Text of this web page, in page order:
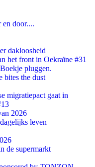
door....
dakloosheid
het front in Oekraïne #31
pluggen.
bites the dust
migratiepact gaat in
2026
leven
de supermarkt